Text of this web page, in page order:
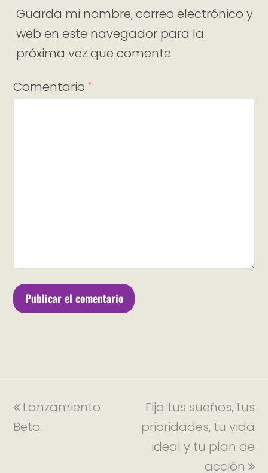
Guarda mi nombre, correo electrónico y
web en este navegador para la
próxima vez que comente.
Comentario *
Lanzamiento
Beta
Fija tus sueños, tus
prioridades, tu vida
ideal y tu plan de
acción